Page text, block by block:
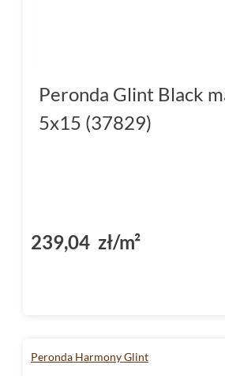
Peronda Glint Black
5x15 (37829)
239,04 zł/m²
Peronda Harmony Glint